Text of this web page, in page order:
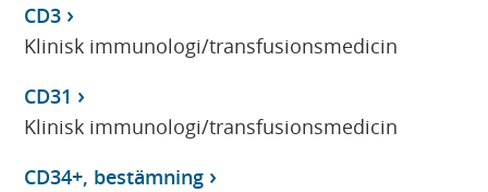
CD3
Klinisk immunologi/transfusionsmedicin
CD31
Klinisk immunologi/transfusionsmedicin
CD34+, bestämning